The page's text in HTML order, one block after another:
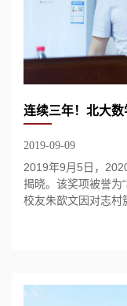
2019-09-09
2019年9月5日，
揭晓。该奖项被誉为
校友朱歆文因对志村